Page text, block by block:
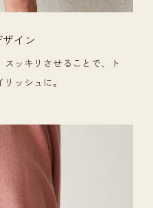
イン
ッキリさせることで、ト
ッシュに。